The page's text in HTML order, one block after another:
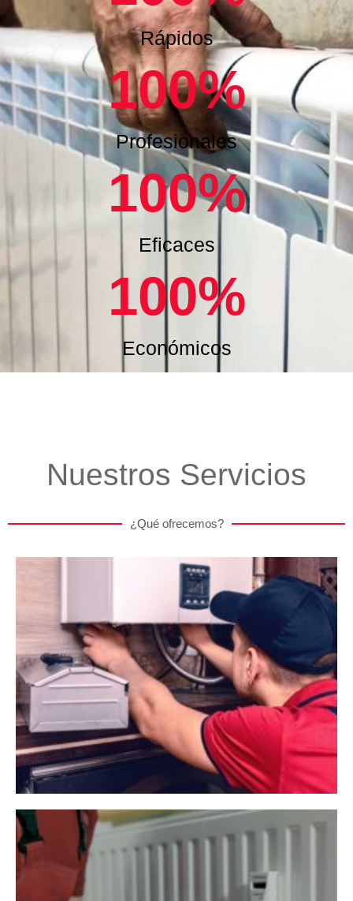
Rápidos
Profesionales
100%
Eficaces
100%
Económicos
100%
Nuestros Servicios
¿Qué ofrecemos?